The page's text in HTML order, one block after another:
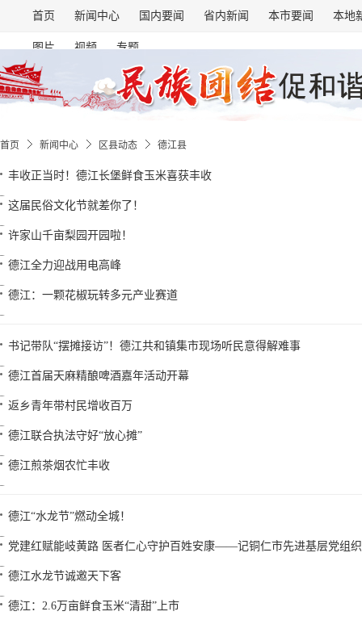
首页 新闻中心 国内要闻 省内新闻 本市要闻 本地
图片 视频 专题
首页 新闻中心 区县动态 德江县
丰收正当时！德江长堡鲜食玉米喜获丰收
这届民俗文化节就差你了！
许家山千亩梨园开园啦！
德江全力迎战用电高峰
德江：一颗花椒玩转多元产业赛道
书记带队“摆摊接访”！德江共和镇集市现场听民意得解难事
德江首届天麻精酿啤酒嘉年活动开幕
返乡青年带村民增收百万
德江联合执法守好“放心摊”
德江煎茶烟农忙丰收
德江“水龙节”燃动全城！
党建红赋能岐黄路 医者仁心守护百姓安康——记铜仁市先进基层党组
德江水龙节诚邀天下客
德江：2.6万亩鲜食玉米“清甜”上市